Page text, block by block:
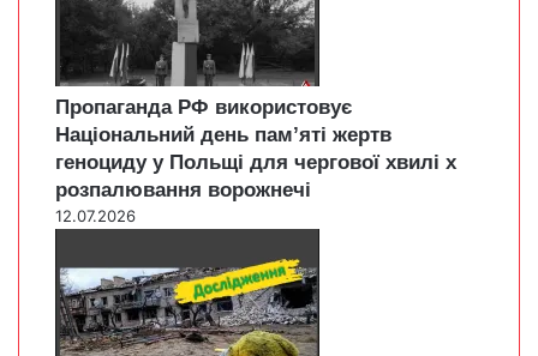
Пропаганда РФ використовує
Національний день пам’яті жертв
геноциду у Польщі для чергової хвилі х
розпалювання ворожнечі
12.07.2026